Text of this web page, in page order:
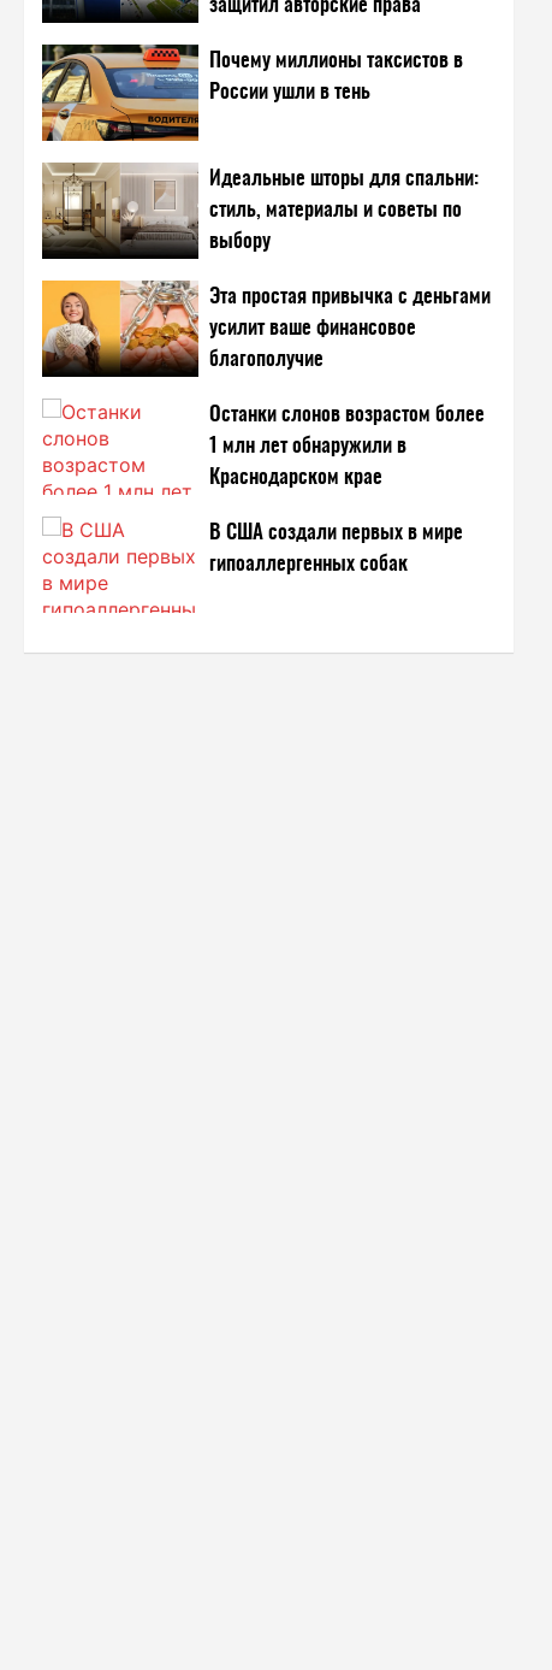
защитил авторские права
Почему миллионы таксистов в
России ушли в тень
Идеальные шторы для спальни:
стиль, материалы и советы по
выбору
Эта простая привычка с деньгами
усилит ваше финансовое
благополучие
Останки слонов возрастом более
1 млн лет обнаружили в
Краснодарском крае
В США создали первых в мире
гипоаллергенных собак